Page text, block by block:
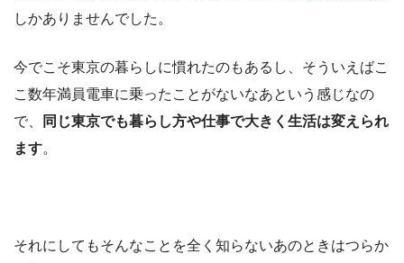
しかありませんでした。
今でこそ東京の暮らしに慣れたのもあるし、そういえばこ
こ数年満員電車に乗ったことがないなあという感じなの
で、
同じ東京でも暮らし方や仕事で大きく生活は変えられ
ます。
それにしてもそんなことを全く知らないあのときはつらか